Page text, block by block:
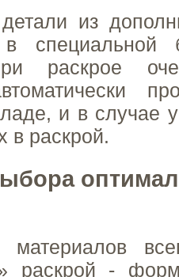
из
в специальной
раскрое
и в случае
в раскрой.
раскрой -